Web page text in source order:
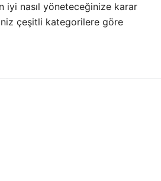
iyi nasıl yöneteceğinize karar
çeşitli kategorilere göre